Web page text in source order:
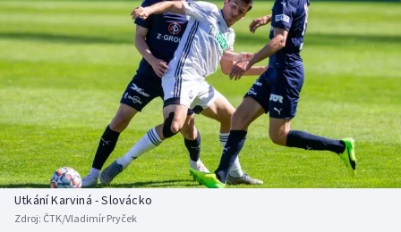
DALŠÍ SPORTY
Americký fotbal
Baseball a softbal
Basketbal
Biatlon
NEPŘEHLÉDNĚTE
Soutěže
Historické návraty
Aplikace ČT sport
Utkání Karviná - Slovácko
Zdroj: ČTK/Vladimír Pryček